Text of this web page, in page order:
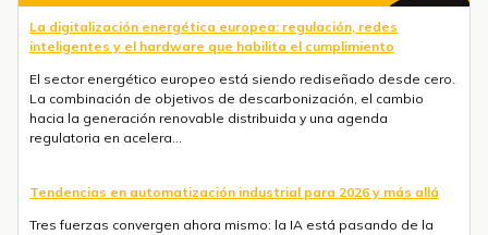
La digitalización energética europea: regulación, redes
inteligentes y el hardware que habilita el cumplimiento
El sector energético europeo está siendo rediseñado desde cero.
La combinación de objetivos de descarbonización, el cambio
hacia la generación renovable distribuida y una agenda
regulatoria en acelera...
Tendencias en automatización industrial para 2026 y más allá
Tres fuerzas convergen ahora mismo: la IA está pasando de la